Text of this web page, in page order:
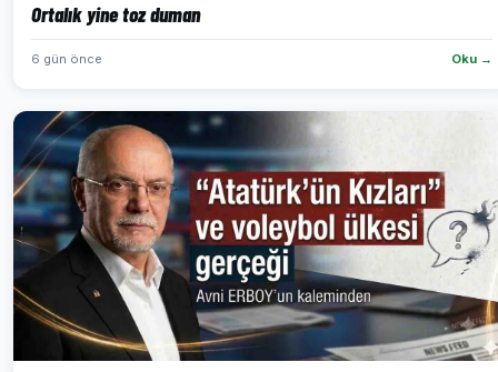
Ortalık yine toz duman
6 gün önce Oku →